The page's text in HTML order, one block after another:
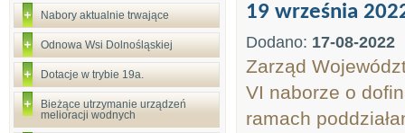
Nabory aktualnie trwające
Odnowa Wsi Dolnośląskiej
Dotacje w trybie 19a.
Bieżące utrzymanie urządzeń
melioracji wodnych
19 września
Dodano: 17-08-2022
Zarząd
VI naborze o
ramach